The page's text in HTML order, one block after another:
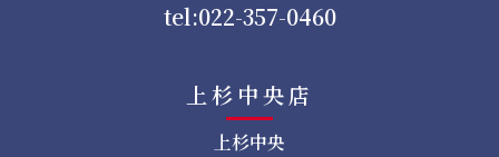
tel:022-357-0460
上杉中央店
上杉中央